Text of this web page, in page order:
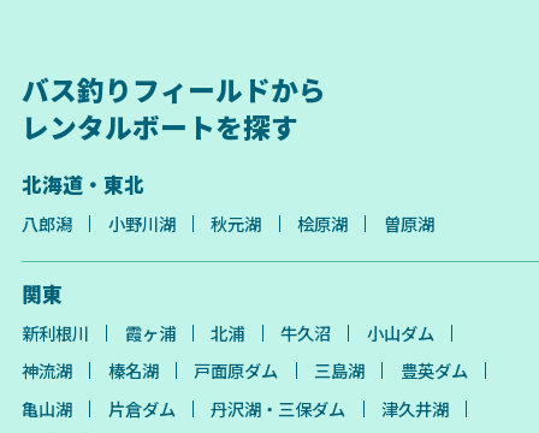
バス釣りフィールドから
レンタルボートを探す
北海道・東北
八郎潟 小野川湖 秋元湖 桧原湖 曽原湖
関東
新利根川 霞ヶ浦 北浦 牛久沼
小山ダム
神流湖
榛名湖 戸面原ダム 三島湖
豊英ダム
亀山湖
片倉ダム 丹沢湖・三保ダム
津久井湖